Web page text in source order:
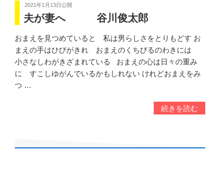
2021年1月13日公開
夫が妻へ 谷川俊太郎
おまえを見つめていると 私は男らしさをとりもどす お
まえの手はひびがきれ おまえのくちびるのわきには
小さなしわがきざまれている おまえの心は日々の重み
に すこしゆがんでいるかもしれない けれどおまえをみ
つ …
続きを読む